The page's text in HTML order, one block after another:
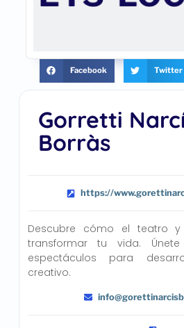
Gorretti
Borràs
https://
Descubre cómo el teatro
transformar tu vida.
espectáculos para
creativo.
Facebook Twitter